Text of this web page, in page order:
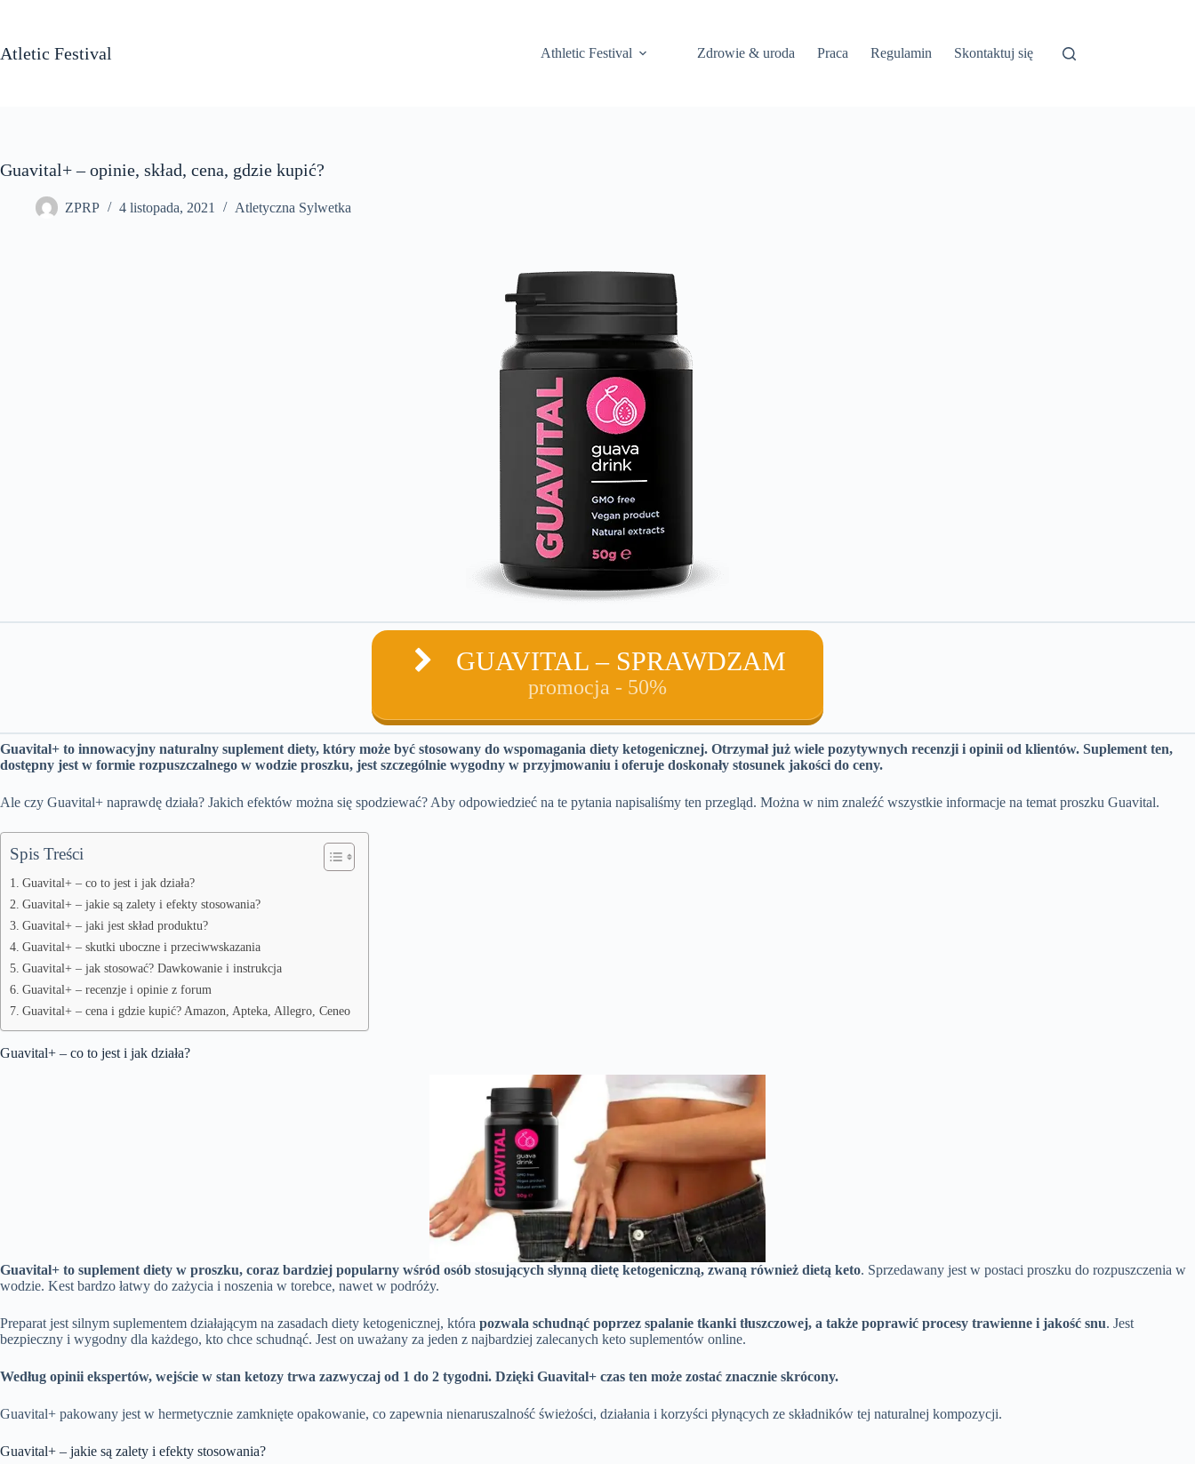
Atletic Festival Athletic Festival Zdrowie & uroda Praca Regulamin Skontaktuj się
Guavital+ – opinie, skład, cena, gdzie kupić?
ZPRP 4 listopada, 2021 Atletyczna Sylwetka
GUAVITAL – SPRAWDZAM
promocja - 50%
Guavital+ to innowacyjny naturalny suplement diety, który może być stosowany do wspomagania diety ketogenicznej. Otrzymał już wiele pozytywnych recenzji i opinii od klientów. Suplement ten,
dostępny jest w formie rozpuszczalnego w wodzie proszku, jest szczególnie wygodny w przyjmowaniu i oferuje doskonały stosunek jakości do ceny.
Ale czy Guavital+ naprawdę działa? Jakich efektów można się spodziewać? Aby odpowiedzieć na te pytania napisaliśmy ten przegląd. Można w nim znaleźć wszystkie informacje na temat proszku Guavital.
Spis Treści
Guavital+ – co to jest i jak działa?
Guavital+ – jakie są zalety i efekty stosowania?
Guavital+ – jaki jest skład produktu?
Guavital+ – skutki uboczne i przeciwwskazania
Guavital+ – jak stosować? Dawkowanie i instrukcja
Guavital+ – recenzje i opinie z forum
Guavital+ – cena i gdzie kupić? Amazon, Apteka, Allegro, Ceneo
Guavital+ – co to jest i jak działa?
Guavital+ to suplement diety w proszku, coraz bardziej popularny wśród osób stosujących słynną dietę ketogeniczną, zwaną również dietą keto. Sprzedawany jest w postaci proszku do rozpuszczenia w
wodzie. Kest bardzo łatwy do zażycia i noszenia w torebce, nawet w podróży.
Preparat jest silnym suplementem działającym na zasadach diety ketogenicznej, która pozwala schudnąć poprzez spalanie tkanki tłuszczowej, a także poprawić procesy trawienne i jakość snu. Jest
bezpieczny i wygodny dla każdego, kto chce schudnąć. Jest on uważany za jeden z najbardziej zalecanych keto suplementów online.
Według opinii ekspertów, wejście w stan ketozy trwa zazwyczaj od 1 do 2 tygodni. Dzięki Guavital+ czas ten może zostać znacznie skrócony.
Guavital+ pakowany jest w hermetycznie zamknięte opakowanie, co zapewnia nienaruszalność świeżości, działania i korzyści płynących ze składników tej naturalnej kompozycji.
Guavital+ – jakie są zalety i efekty stosowania?